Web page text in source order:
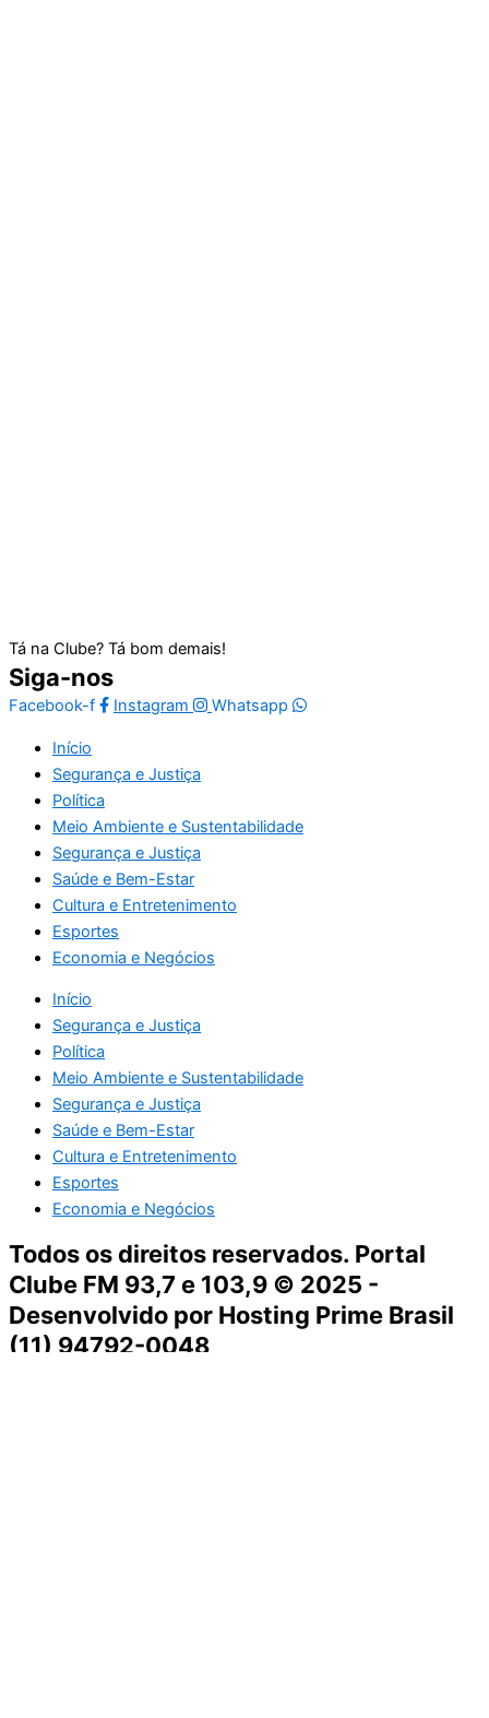
Tá na Clube? Tá bom demais!
Siga-nos
Facebook-f Instagram Whatsapp
Início
Segurança e Justiça
Política
Meio Ambiente e Sustentabilidade
Segurança e Justiça
Saúde e Bem-Estar
Cultura e Entretenimento
Esportes
Economia e Negócios
Início
Segurança e Justiça
Política
Meio Ambiente e Sustentabilidade
Segurança e Justiça
Saúde e Bem-Estar
Cultura e Entretenimento
Esportes
Economia e Negócios
Todos os direitos reservados. Portal
Clube FM 93,7 e 103,9 © 2025 -
Desenvolvido por Hosting Prime Brasil
(11) 94792-0048